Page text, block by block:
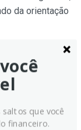
da orientação
que você
financeiro.